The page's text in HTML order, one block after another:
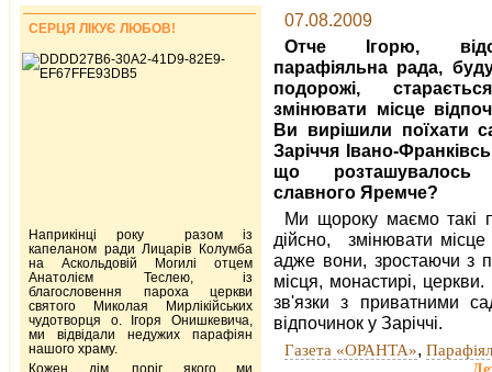
07.08.2009
Отче Ігорю,
парафіяльна рада,
подорожі,
змінювати місце
Ви вирішили поїхати
Заріччя Івано-
що розташувалось
славного Яремче?
Ми щороку маємо такі
дійсно, змінювати
адже вони, зростаючи з
місця, монастирі,
зв'язки з приватними
відпочинок у Заріччі.
Газета «ОРАНТА»,
СЕРЦЯ ЛІКУЄ ЛЮБОВ!
Наприкінці року разом із
капеланом ради Лицарів Колумба
на Аскольдовій Могилі отцем
Анатолієм Теслею, із
благословення пароха церкви
святого Миколая Мирлікійських
чудотворця о. Ігоря Онишкевича,
ми відвідали недужих парафіян
нашого храму.
Кожен дім, поріг якого ми